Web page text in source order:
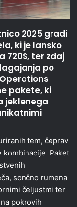
2025 gradi
ki je lansko
720S, ter zdaj
po
pakete, ki
jeklenega
tem, čeprav
kombinacije. Paket
sončno rumena
čeljustmi ter
pokrovih